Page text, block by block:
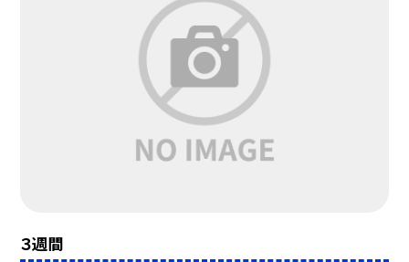
３週間